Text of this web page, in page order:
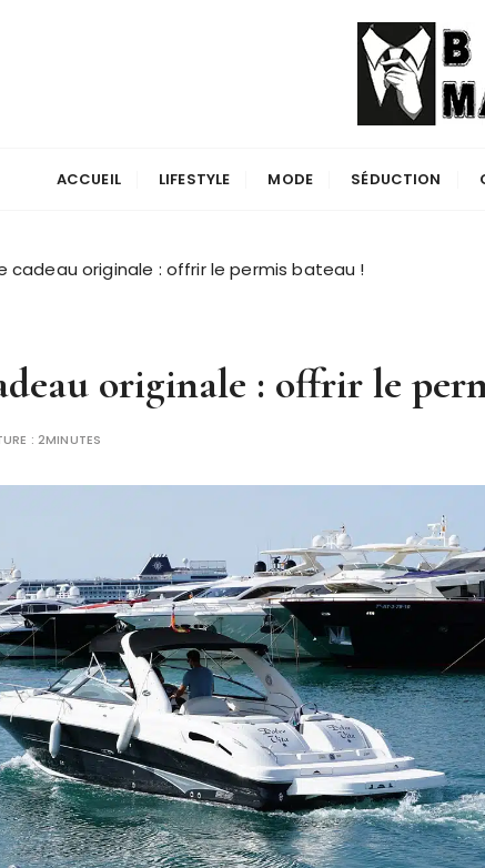
ACCUEIL LIFESTYLE MODE SÉDUCTION
cadeau originale : offrir le permis bateau !
originale : offrir le
:2MINUTES